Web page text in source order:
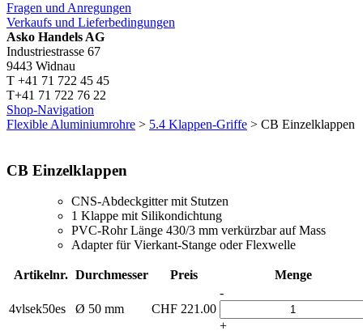
Fragen und Anregungen
Verkaufs und Lieferbedingungen
Asko Handels AG
Industriestrasse 67
9443 Widnau
T +41 71 722 45 45
T+41 71 722 76 22
Shop-Navigation
Flexible Aluminiumrohre > 5.4 Klappen-Griffe > CB Einzelklappen
CB Einzelklappen
CNS-Abdeckgitter mit Stutzen
1 Klappe mit Silikondichtung
PVC-Rohr Länge 430/3 mm verkürzbar auf Mass
Adapter für Vierkant-Stange oder Flexwelle
Artikelnr. Durchmesser Preis Menge
4vlsek50es Ø 50 mm CHF 221.00
-
+